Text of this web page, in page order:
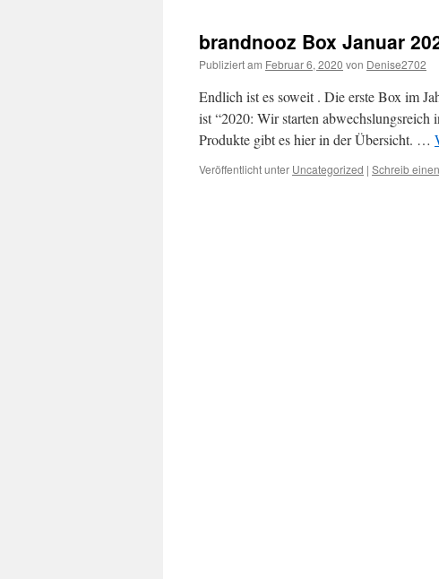
brandnooz Box Januar
Publiziert am Februar 6, 2020 von Denise2702
Endlich ist es soweit . Die erste Box im
ist “2020: Wir starten
Produkte gibt es hier in der Übersicht. …
Veröffentlicht unter Uncategorized | Schreib